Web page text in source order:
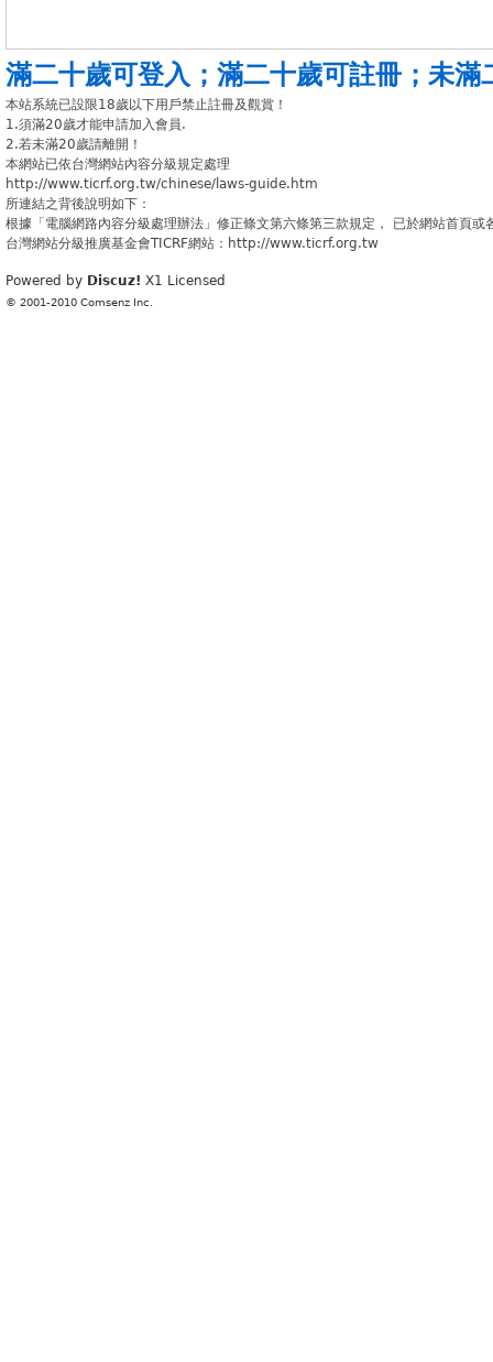
滿二十歲可登入 ； 滿二十歲可註冊 ； 未滿
本站系統已設限18歲以下用戶禁止註冊及觀賞！
1.須滿20歲才能申請加入會員.
2.若未滿20歲請離開！
本網站已依台灣網站內容分級規定處理
http://www.ticrf.org.tw/chinese/laws-guide.htm
所連結之背後說明如下：
根據「電腦網路內容分級處理辦法」修正條文第六條第三款規定， 已於網站首頁
台灣網站分級推廣基金會TICRF網站：http://www.ticrf.org.tw
Powered by Discuz! X1 Licensed
© 2001-2010 Comsenz Inc.